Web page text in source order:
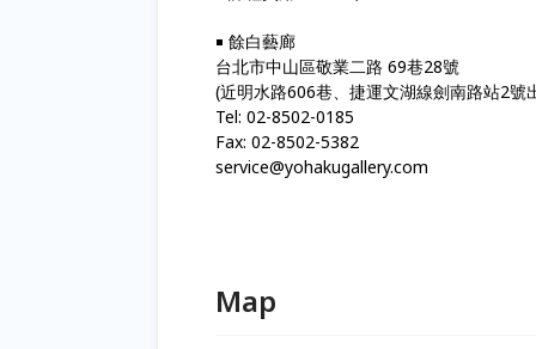
￭ 餘白藝廊
台北市中山區敬業二路 69巷28號
(近明水路606巷、捷運文湖線劍南路站2號
Tel: 02-8502-0185
Fax: 02-8502-5382
service@yohakugallery.com
Map